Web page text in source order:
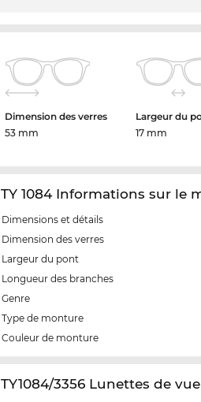
Dimension des verres
53 mm
Largeur du
17 mm
TY 1084 Informations sur le
Dimensions et détails
Dimension des verres
Largeur du pont
Longueur des branches
Genre
Type de monture
Couleur de monture
‌TY1084/3356 Lunettes de vue